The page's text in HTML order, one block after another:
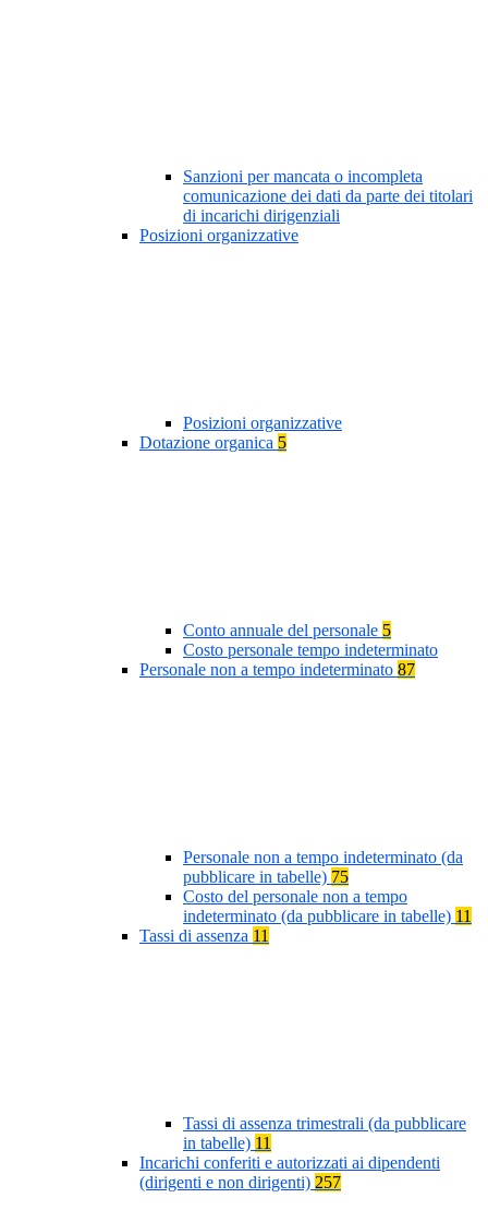
Sanzioni per mancata o incompleta
comunicazione dei dati da parte dei titolari
di incarichi dirigenziali
Posizioni organizzative
Posizioni organizzative
Dotazione organica 5
Conto annuale del personale 5
Costo personale tempo indeterminato
Personale non a tempo indeterminato 87
Personale non a tempo indeterminato (da
pubblicare in tabelle) 75
Costo del personale non a tempo
indeterminato (da pubblicare in tabelle) 11
Tassi di assenza 11
Tassi di assenza trimestrali (da pubblicare
in tabelle) 11
Incarichi conferiti e autorizzati ai dipendenti
(dirigenti e non dirigenti) 257